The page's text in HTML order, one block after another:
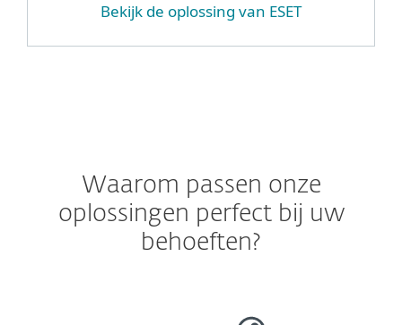
Bekijk de oplossing van ESET
Waarom passen onze
oplossingen perfect bij uw
behoeften?